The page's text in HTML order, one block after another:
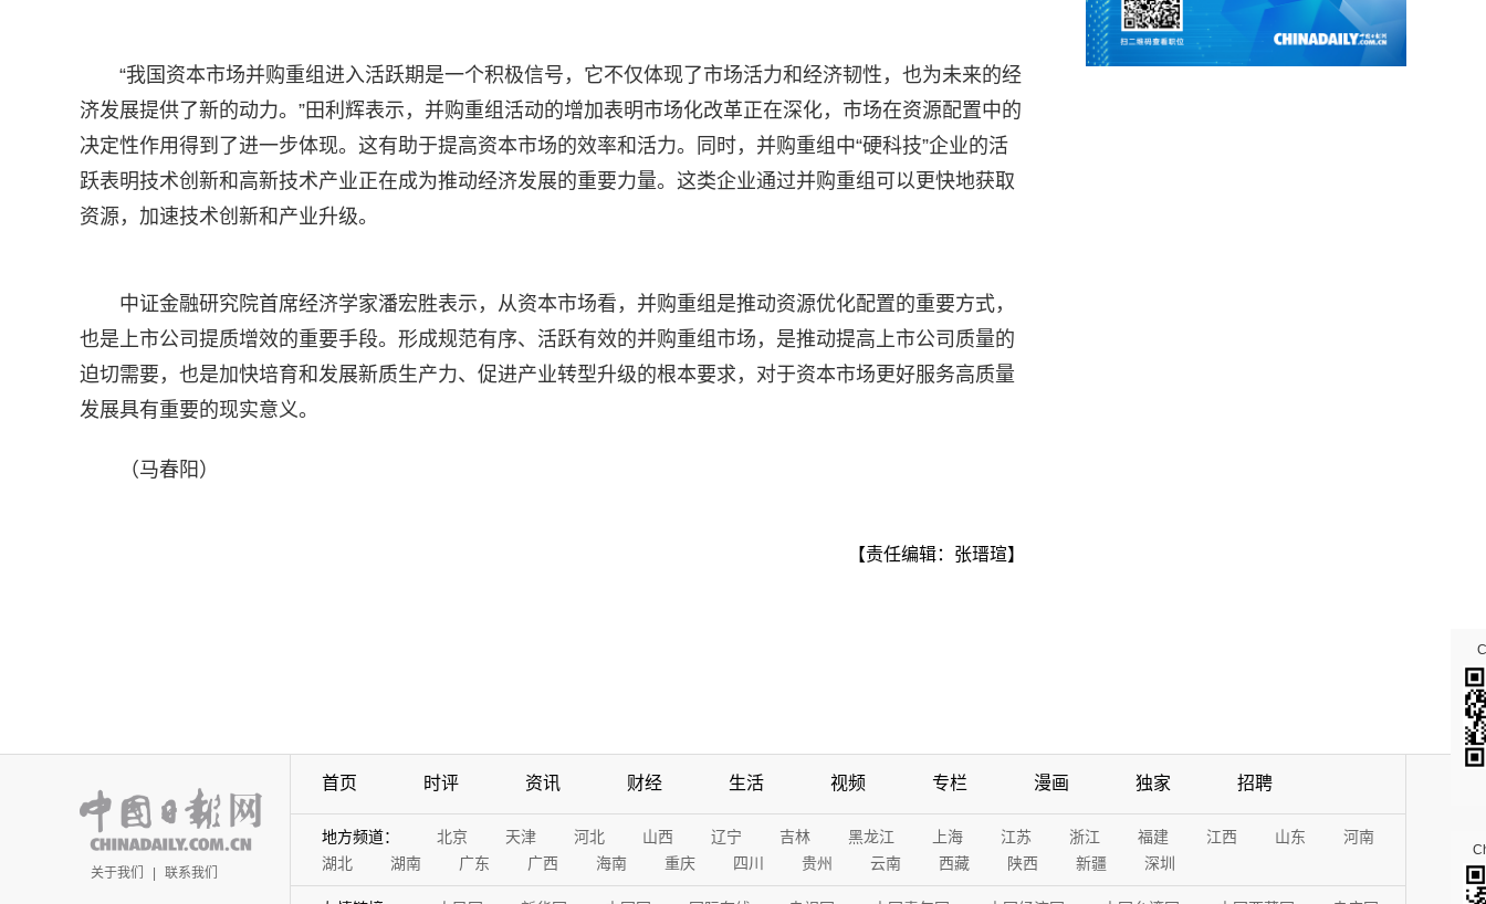
“我国资本市场并购重组进入活跃期是一个积极信号，它不仅体现了市场活力和经济韧性，也为未来的经
济发展提供了新的动力。”田利辉表示，并购重组活动的增加表明市场化改革正在深化，市场在资源配置中的
决定性作用得到了进一步体现。这有助于提高资本市场的效率和活力。同时，并购重组中“硬科技”企业的活
跃表明技术创新和高新技术产业正在成为推动经济发展的重要力量。这类企业通过并购重组可以更快地获取
资源，加速技术创新和产业升级。
中证金融研究院首席经济学家潘宏胜表示，从资本市场看，并购重组是推动资源优化配置的重要方式，
也是上市公司提质增效的重要手段。形成规范有序、活跃有效的并购重组市场，是推动提高上市公司质量的
迫切需要，也是加快培育和发展新质生产力、促进产业转型升级的根本要求，对于资本市场更好服务高质量
发展具有重要的现实意义。
（马春阳）
【责任编辑：张瑨瑄】
关于我们 | 联系我们
首页 时评 资讯 财经 生活 视频 专栏 漫画 独家 招聘
地方频道： 北京 天津 河北 山西 辽宁 吉林 黑龙江 上海 江苏 浙江 福建 江西 山东
河南
湖北
湖南 广东 广西 海南 重庆 四川 贵州 云南 西藏 陕西 新疆 深圳